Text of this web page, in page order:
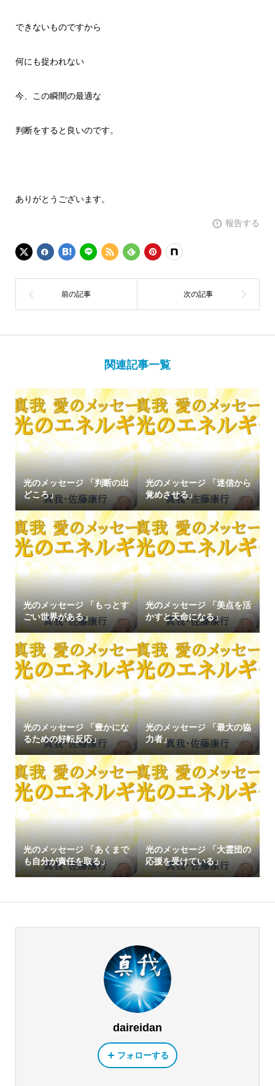
できないものですから
何にも捉われない
今、この瞬間の最適な
判断をすると良いのです。
ありがとうございます。
報告する
関連記事一覧
光のメッセージ 「判断の出
どころ」
光のメッセージ 「迷信から
覚めさせる」
光のメッセージ 「もっとす
ごい世界がある」
光のメッセージ 「美点を活
かすと天命になる」
光のメッセージ 「豊かにな
るための好転反応」
光のメッセージ 「最大の協
力者」
光のメッセージ 「あくまで
も自分が責任を取る」
光のメッセージ 「大霊団の
応援を受けている」
daireidan
フォローする